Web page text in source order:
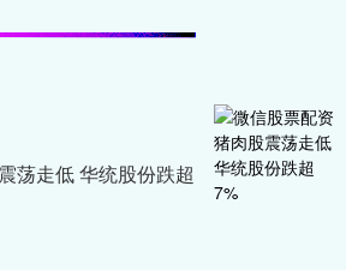
荡走低 华统股份跌超